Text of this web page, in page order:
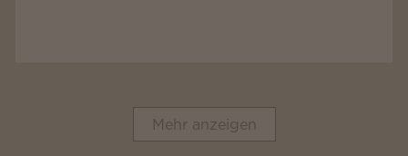
Mehr anzeigen